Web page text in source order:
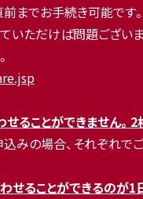
までお手続き可能です
いただけば問題ございま
ることができません。
みの場合、それぞれで
ることができるのが1